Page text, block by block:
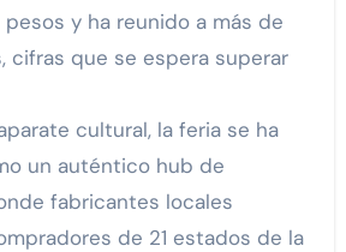
y ha reunido a más de
cifras que se espera superar
cultural, la feria se ha
un auténtico hub de
fabricantes locales
de 21 estados de la